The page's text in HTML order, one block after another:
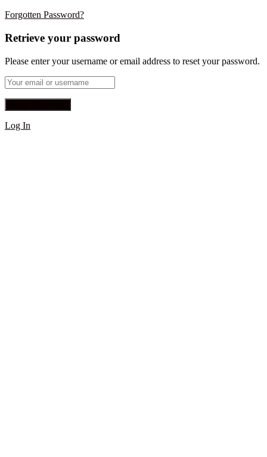
Forgotten Password?
Retrieve your password
Please enter your username or email address to reset your password.
Log In